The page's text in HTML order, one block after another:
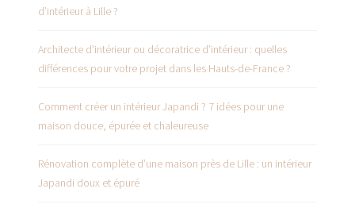
d’intérieur à Lille ?
Architecte d’intérieur ou décoratrice d’intérieur : quelles
différences pour votre projet dans les Hauts-de-France ?
Comment créer un intérieur Japandi ? 7 idées pour une
maison douce, épurée et chaleureuse
Rénovation complète d’une maison près de Lille : un intérieur
Japandi doux et épuré